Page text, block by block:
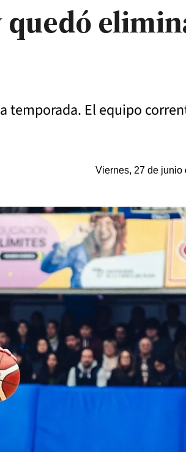
quedó
temporada. El equipo
Viernes, 27 de junio